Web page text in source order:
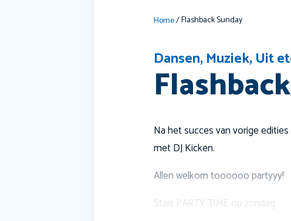
Home/Flashback Sunday
Dansen,Muziek,Uit
Na het succes van vorige
met DJ Kicken.
Allen welkom toooooo partyyy!
Start PARTY TIME op zondag